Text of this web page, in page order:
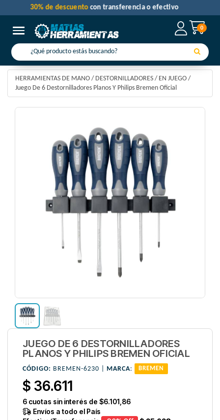
0
Toggle navigation
30% de descuentocon transferencia o efectivo
HERRAMIENTAS DE MANO / DESTORNILLADORES / EN JUEGO /
Juego De 6 Destornilladores Planos Y Philips Bremen Oficial
JUEGO DE 6 DESTORNILLADORES
PLANOS Y PHILIPS BREMEN OFICIAL
CÓDIGO: BREMEN-6230 | MARCA: BREMEN
$ 36.611
6 cuotas sin interés de $6.101,86
Envíos a todo el País